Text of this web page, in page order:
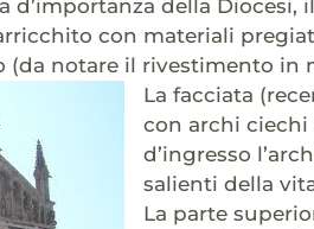
d’importanza della Diocesi, il
con materiali
(da notare il rivestimento in
La facciata
con archi ciechi
d’ingresso
salienti della
La parte